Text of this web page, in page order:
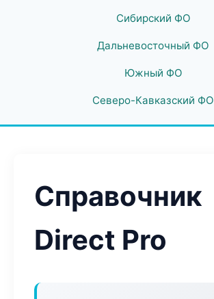
Сибирский ФО
Дальневосточный ФО
Южный ФО
Северо-Кавказский ФО
Справочник
Direct Pro